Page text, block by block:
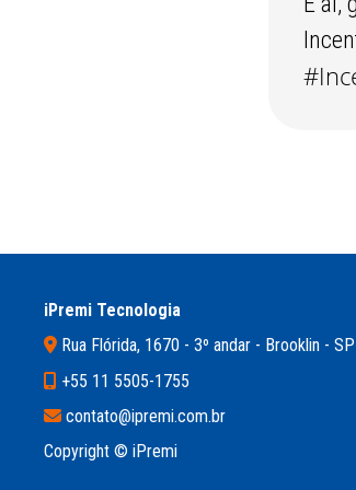
iPremi Tecnologia
Rua Flórida, 1670 - 3º andar - Brooklin - SP
+55 11 5505-1755
contato@ipremi.com.br
Copyright © iPremi